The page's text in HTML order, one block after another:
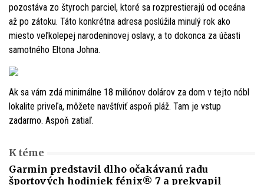
pozostáva zo štyroch parciel, ktoré sa rozprestierajú od oceána
až po zátoku. Táto konkrétna adresa poslúžila minulý rok ako
miesto veľkolepej narodeninovej oslavy, a to dokonca za účasti
samotného Eltona Johna.
Ak sa vám zdá minimálne 18 miliónov dolárov za dom v tejto nóbl
lokalite priveľa, môžete navštíviť aspoň pláž. Tam je vstup
zadarmo. Aspoň zatiaľ.
K téme
Garmin predstavil dlho očakávanú radu
športových hodiniek fénix® 7 a prekvapil